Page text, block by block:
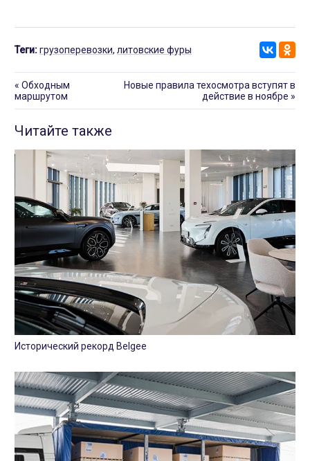
Теги:грузоперевозки, литовские фуры
« Обходным
маршрутом
Новые правила техосмотра вступят в
действие в ноябре »
Читайте также
Исторический рекорд Belgee